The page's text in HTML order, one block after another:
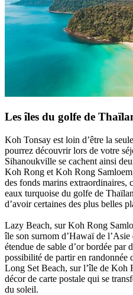
Les îles du golfe de
Koh Tonsay est loin d’être la
pourrez découvrir lors de votre
Sihanoukville se cachent ainsi
Koh Rong et Koh Rong
des fonds marins extraordinaires,
eaux turquoise du golfe de
d’avoir certaines des plus belles
Lazy Beach, sur Koh Rong
île son surnom d’Hawaï de
étendue de sable d’or bordée par
possibilité de partir en randonnée
Long Set Beach, sur l’île de Koh
décor de carte postale qui se
du soleil.